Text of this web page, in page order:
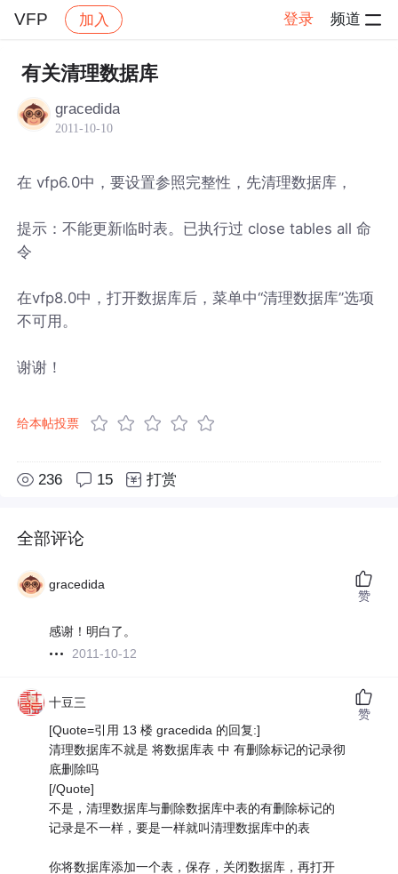
VFP 加入 登录 频道
社区 VFP 帖子详情
有关清理数据库
gracedida
2011-10-10
在 vfp6.0中，要设置参照完整性，先清理数据库，
提示：不能更新临时表。已执行过 close tables all 命
令
在vfp8.0中，打开数据库后，菜单中“清理数据库”选项
不可用。
谢谢！
给本帖投票
236 15 打赏
全部评论
gracedida
感谢！明白了。
2011-10-12
赞
十豆三
[Quote=引用 13 楼 gracedida 的回复:]
清理数据库不就是 将数据库表 中 有删除标记的记录彻
底删除吗
[/Quote]
不是，清理数据库与删除数据库中表的有删除标记的
记录是不一样，要是一样就叫清理数据库中的表
你将数据库添加一个表，保存，关闭数据库，再打开
赞